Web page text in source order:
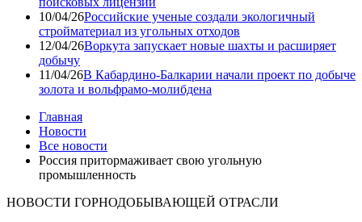
10/04/26Российские ученые создали экологичный
стройматериал из угольных отходов
12/04/26Воркута запускает новые шахты и расширяет
добычу
11/04/26В Кабардино-Балкарии начали проект по добыче
золота и вольфрамо-молибдена
Главная
Новости
Все новости
Россия притормаживает свою угольную
промышленность
НОВОСТИ ГОРНОДОБЫВАЮЩЕЙ ОТРАСЛИ